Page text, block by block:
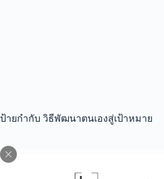
ป้ายกำกับ วิธีพัฒนาตนเองสู่เป้าหมาย
Idea,Lifestyle